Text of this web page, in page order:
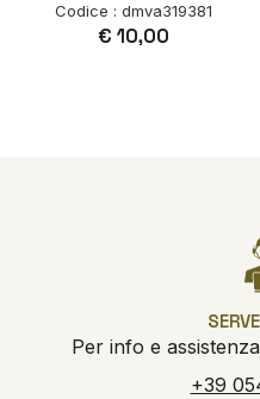
Codice : dmva319381
€ 10,00
Per info e
+39